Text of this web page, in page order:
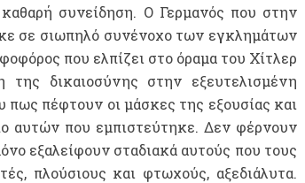
συνείδηση. Ο Γερμανός που στην
σε σιωπηλό συνένοχο των εγκλημάτων
που ελπίζει στο όραμα του Χίτλερ
δικαιοσύνης στην εξευτελισμένη
πως πέφτουν οι μάσκες της εξουσίας και
αυτών που εμπιστεύτηκε. Δεν φέρνουν
εξαλείφουν σταδιακά αυτούς που τους
πλούσιους και φτωχούς, αξεδιάλυτα.